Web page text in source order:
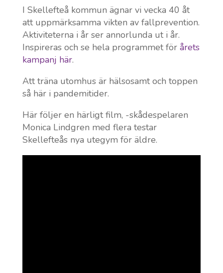
I Skellefteå kommun ägnar vi vecka 40 åt
att uppmärksamma vikten av fallprevention.
Aktiviteterna i år ser annorlunda ut i år.
Inspireras och se hela programmet för årets
kampanj här.
Att träna utomhus är hälsosamt och toppen
så här i pandemitider.
Här följer en härligt film, -skådespelaren
Monica Lindgren med flera testar
Skellefteås nya utegym för äldre.